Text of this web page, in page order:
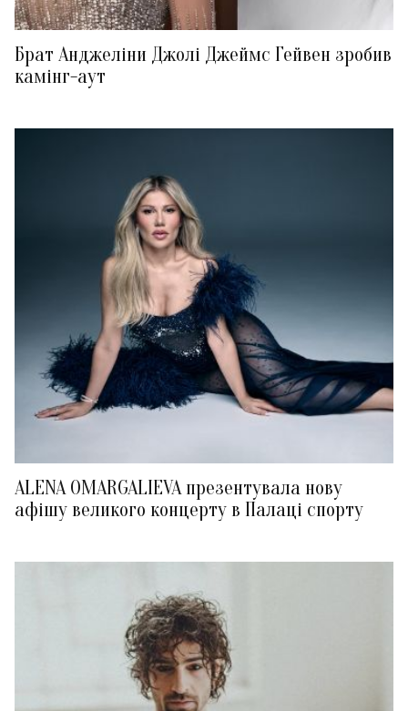
Брат Анджеліни Джолі Джеймс Гейвен зробив
камінг-аут
ALENA OMARGALIEVA презентувала нову
афішу великого концерту в Палаці спорту